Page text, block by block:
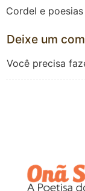
Cordel e
Deixe um
Você precisa